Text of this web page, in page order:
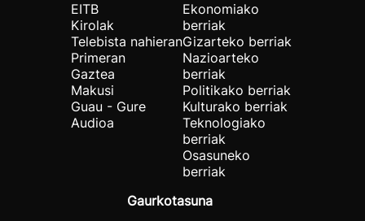
EITB
Kirolak
Telebista nahieran
Primeran
Gaztea
Makusi
Guau - Gure
Audioa
Ekonomiako
berriak
Gizarteko berriak
Nazioarteko
berriak
Politikako berriak
Kulturako berriak
Teknologiako
berriak
Osasuneko
berriak
Gaurkotasuna